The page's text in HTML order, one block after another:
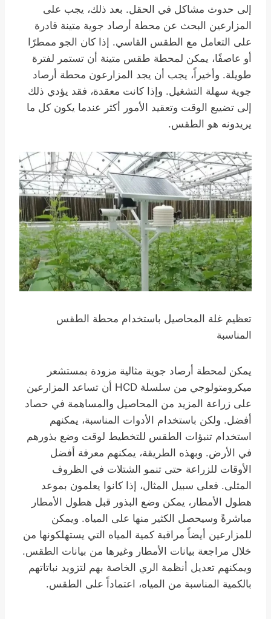
إلى حدوث مشاكل في الحقل. بعد ذلك، يجب على
المزارعين البحث عن محطة أرصاد جوية متينة قادرة
على التعامل مع الطقس القاسي. إذا كان الجو ممطرًا
أو عاصفًا، يمكن لمحطة طقس متينة أن تستمر لفترة
طويلة. وأخيراً، يجب أن يجد المزارعون محطة أرصاد
جوية سهلة التشغيل. وإذا كانت معقدة، فقد يؤدي ذلك
إلى تضييع الوقت وتعقيد الأمور أكثر عندما يكون كل ما
يريدونه هو الطقس.
تعظيم غلة المحاصيل باستخدام محطة الطقس
المناسبة
يمكن لمحطة أرصاد جوية مثالية مزودة بمستشعر
ميكرومتولوجي من سلسلة HCD أن تساعد المزارعين
على زراعة المزيد من المحاصيل والمساهمة في حصاد
أفضل. ولكن باستخدام الأدوات المناسبة، يمكنهم
استخدام تنبؤات الطقس للتخطيط لوقت وضع بذورهم
في الأرض. وبهذه الطريقة، يمكنهم معرفة أفضل
الأوقات للزراعة حتى تنمو الشتلات في الظروف
المثلى. فعلى سبيل المثال، إذا كانوا يعلمون بموعد
هطول الأمطار، يمكن وضع البذور قبل هطول الأمطار
مباشرةً وسيحصل الكثير منها على المياه. ويمكن
للمزارعين أيضاً مراقبة كمية المياه التي يستهلكونها من
خلال مراجعة بيانات الأمطار وغيرها من بيانات الطقس.
ويمكنهم تعديل أنظمة الري الخاصة بهم لتزويد نباتاتهم
بالكمية المناسبة من المياه، اعتماداً على الطقس.